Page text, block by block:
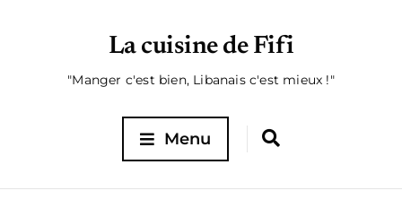
La cuisine de Fifi
"Manger c'est bien, Libanais c'est mieux !"
Menu